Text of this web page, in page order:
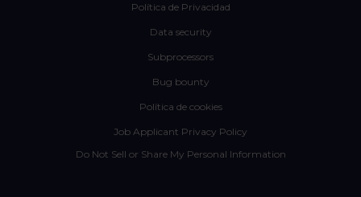
Política de Privacidad
Data security
Subprocessors
Bug bounty
Política de cookies
Job Applicant Privacy Policy
Do Not Sell or Share My Personal Information